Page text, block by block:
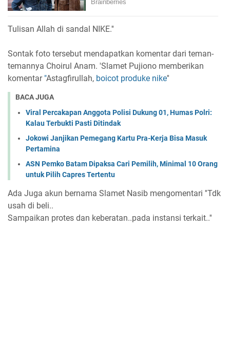
Tulisan Allah di sandal NIKE.''
Sontak foto tersebut mendapatkan komentar dari teman-
temannya Choirul Anam. 'Slamet Pujiono memberikan
komentar "Astagfirullah, boicot produke nike''
BACA JUGA
Viral Percakapan Anggota Polisi Dukung 01, Humas Polri:
Kalau Terbukti Pasti Ditindak
Jokowi Janjikan Pemegang Kartu Pra-Kerja Bisa Masuk
Pertamina
ASN Pemko Batam Dipaksa Cari Pemilih, Minimal 10 Orang
untuk Pilih Capres Tertentu
Ada Juga akun bernama Slamet Nasib mengomentari ''Tdk
usah di beli..
Sampaikan protes dan keberatan..pada instansi terkait..''